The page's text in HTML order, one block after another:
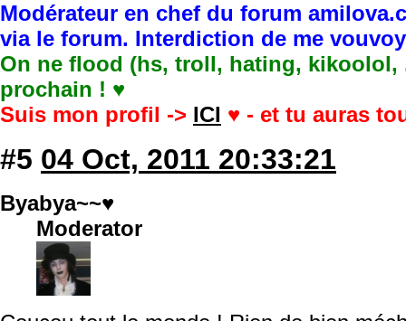
Modérateur en chef du forum
via le forum. Interdiction de me
On ne flood (hs, troll, hating, kikoolol,
prochain ! ♥
Suis mon profil -> ICI ♥ - et tu auras
#5 04 Oct, 2011 20:33:21
Byabya~~♥
Moderator